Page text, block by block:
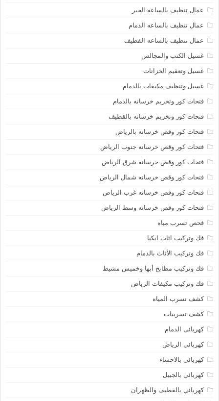
عمال تنظيف بالساعه الخبر
عمال تنظيف بالساعه الدمام
عمال تنظيف بالساعه القطيف
غسيل الكنب والمجالس
غسيل وتعقيم الخزانات
غسيل وتنظيف مكيفات بالدمام
فتحات كور وتخريم خرسانه بالدمام
فتحات كور وتخريم خرسانه بالقطيف
فتحات كور وقص خرسانه بالرياض
فتحات كور وقص خرسانه جنوب الرياض
فتحات كور وقص خرسانه شرق الرياض
فتحات كور وقص خرسانه شمال الرياض
فتحات كور وقص خرسانه غرب الرياض
فتحات كور وقص خرسانه وسط الرياض
فحص تسرب مياه
فك وتركيب اثاث ايكيا
فك وتركيب الأثاث بالدمام
فك وتركيب مطابخ أبها وخميس مشيط
فك وتركيب مكيفات الرياض
كشف تسرب المياه
كشف تسريبات
كهربائى الدمام
كهربائي الرياض
كهربائي بالاحساء
كهربائي بالجبيل
كهربائي بالقطيف والظهران